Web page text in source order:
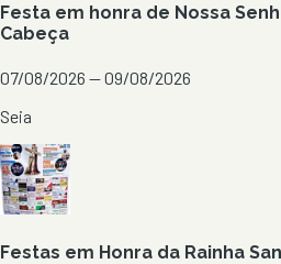
Festa em honra de Nossa
Cabeça
07/08/2026 — 09/08/2026
Seia
Festas em Honra da Rainha